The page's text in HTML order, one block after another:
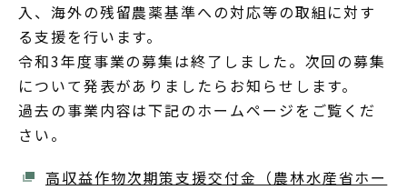
入、海外の残留農薬基準への対応等の取組に対す
る支援を行います。
令和3年度事業の募集は終了しました。次回の募集
について発表がありましたらお知らせします。
過去の事業内容は下記のホームページをご覧くだ
さい。
高収益作物次期策支援交付金（農林水産省ホー